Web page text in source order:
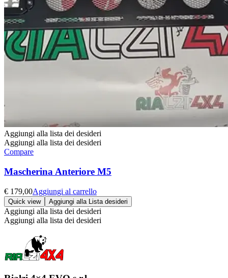
Aggiungi alla lista dei desideri
Aggiungi alla lista dei desideri
Compare
Mascherina Anteriore M5
€ 179,00Aggiungi al carrello
Quick view Aggiungi alla Lista desideri
Aggiungi alla lista dei desideri
Aggiungi alla lista dei desideri